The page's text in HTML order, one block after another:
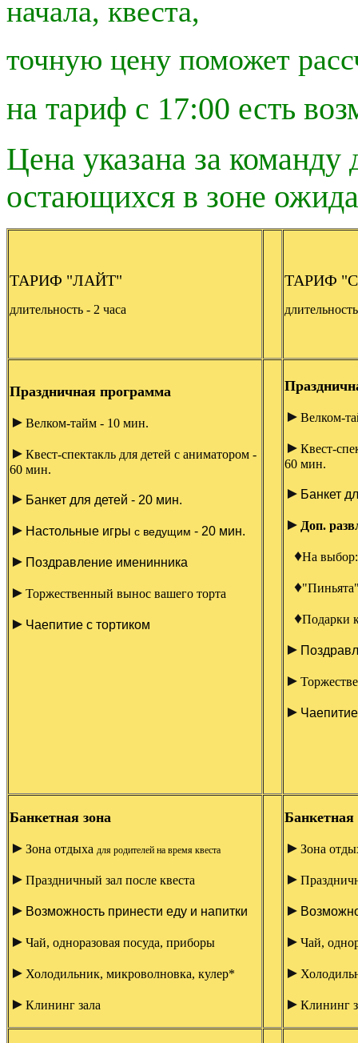
начала, квеста,
точную цену поможет
на тариф с 17:00 есть
Цена указана за команду
остающихся в зоне
ТАРИФ "ЛАЙТ"
длительность - 2 часа
ТАРИФ
Праздничная программа
► Велком-тайм - 10 мин.
► Квест-спектакль для детей с аниматором -
60 мин.
► Банкет для детей - 20 мин.
► Настольные игры с ведущим - 20 мин.
► Поздравление именинника
► Торжественный вынос вашего торта
► Чаепитие с тортиком
► Велком-
► Квест-
60 мин.
► Банкет
► Доп.
♦На
♦
♦Подарки
►
►
►
Банкетная зона
► Зона отдыха для родителей на время квеста
► Праздничный зал после квеста
► Возможность принести еду и напитки
► Чай, одноразовая посуда, приборы
► Холодильник, микроволновка, кулер*
► Клининг зала
Банкетная
► Зона
►
►
► Чай,
►
► Клининг